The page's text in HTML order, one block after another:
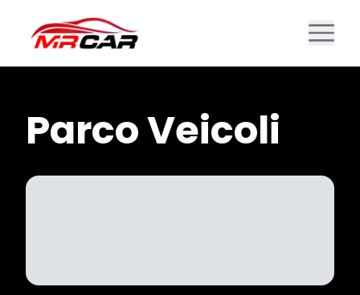
Parco Veicoli